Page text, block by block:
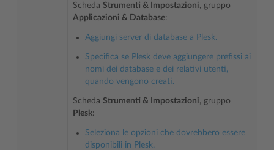
Scheda Strumenti & Impostazioni, gruppo
Applicazioni & Database:
Aggiungi server di database a Plesk.
Specifica se Plesk deve aggiungere prefissi ai
nomi dei database e dei relativi utenti,
quando vengono creati.
Scheda Strumenti & Impostazioni, gruppo
Plesk:
Seleziona le opzioni che dovrebbero essere
disponibili in Plesk.